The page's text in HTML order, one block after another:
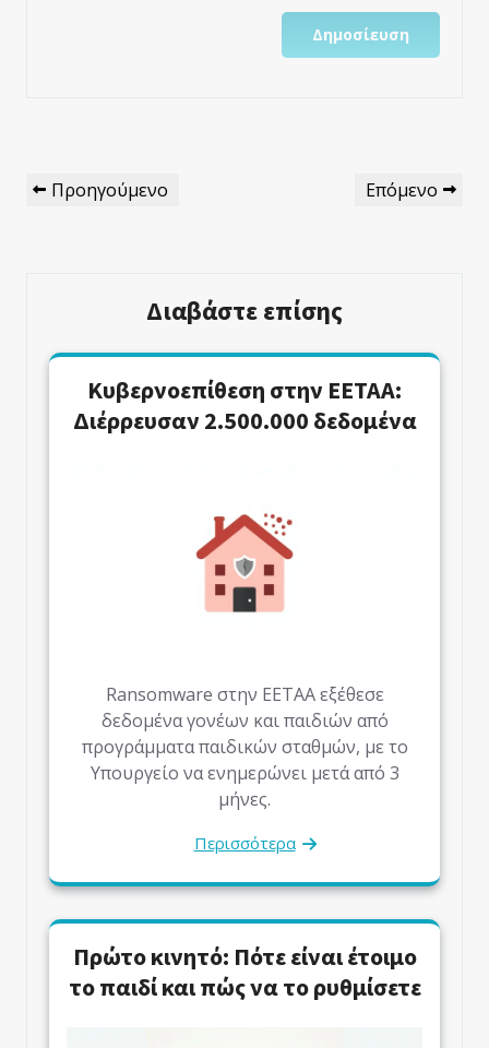
Πλοήγηση
Άρθρων
Προηγούμενο
Προηγούμενο
Επόμενο
Επόμενο
Διαβάστε επίσης
Κυβερνοεπίθεση στην ΕΕΤΑΑ:
Διέρρευσαν 2.500.000 δεδομένα
Ransomware στην ΕΕΤΑΑ εξέθεσε
δεδομένα γονέων και παιδιών από
προγράμματα παιδικών σταθμών, με το
Υπουργείο να ενημερώνει μετά από 3
μήνες.
Περισσότερα
Πρώτο κινητό: Πότε είναι έτοιμο
το παιδί και πώς να το ρυθμίσετε